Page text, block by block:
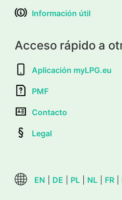
Información útil
Acceso rápido a
Aplicación myLPG.eu
PMF
Contacto
Legal
EN DE PL NL FR